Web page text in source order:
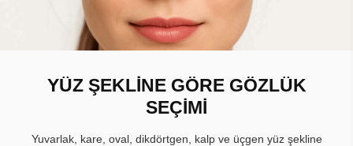
YÜZ ŞEKLİNE GÖRE GÖZLÜK
SEÇİMİ
Yuvarlak, kare, oval, dikdörtgen, kalp ve üçgen yüz şekline